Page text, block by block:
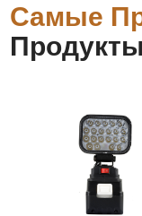
Самые
Продукты